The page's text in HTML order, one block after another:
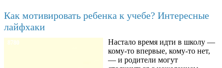
Как мотивировать ребенка к учебе? Интересные
лайфхаки
8780
Настало время идти в школу —
кому-то впервые, кому-то нет,
— и родители могут